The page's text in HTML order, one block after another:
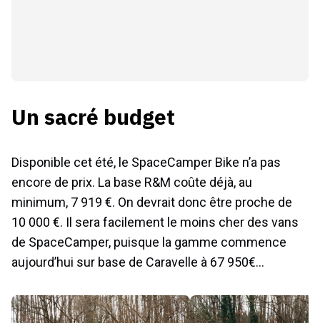
Un sacré budget
Disponible cet été, le SpaceCamper Bike n’a pas
encore de prix. La base R&M coûte déjà, au
minimum, 7 919 €. On devrait donc être proche de
10 000 €. Il sera facilement le moins cher des vans
de SpaceCamper, puisque la gamme commence
aujourd’hui sur base de Caravelle à 67 950€…